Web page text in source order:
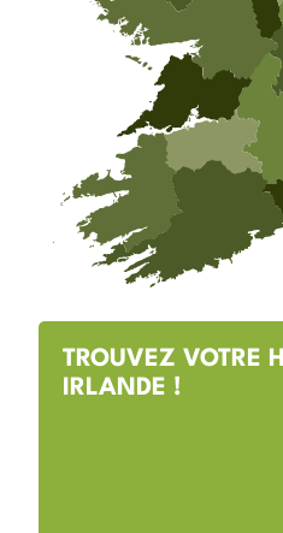
TROUVEZ VOTRE
IRLANDE !